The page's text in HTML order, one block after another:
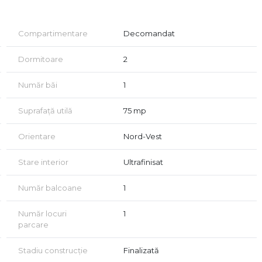
și mobilat;
aproape de puncte de interes și artere de circulație,
și intimitate.
Compartimentare Decomandat
Dormitoare 2
Număr băi 1
Suprafață utilă 75 mp
Orientare Nord-Vest
Stare interior Ultrafinisat
Număr balcoane 1
Număr locuri
parcare
1
Stadiu construcție Finalizată